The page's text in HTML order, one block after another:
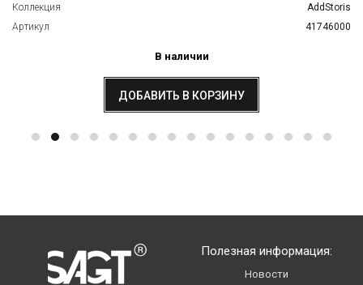
Коллекция
AddStoris
Артикул
41746000
В наличии
ДОБАВИТЬ В КОРЗИНУ
Полезная информация:
Новости